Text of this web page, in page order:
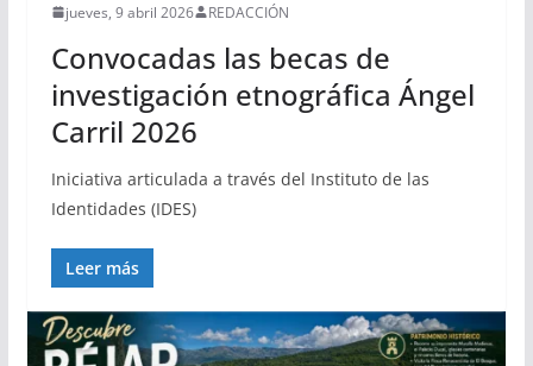
jueves, 9 abril 2026 REDACCIÓN
Convocadas las becas de
investigación etnográfica Ángel
Carril 2026
Iniciativa articulada a través del Instituto de las
Identidades (IDES)
Leer más